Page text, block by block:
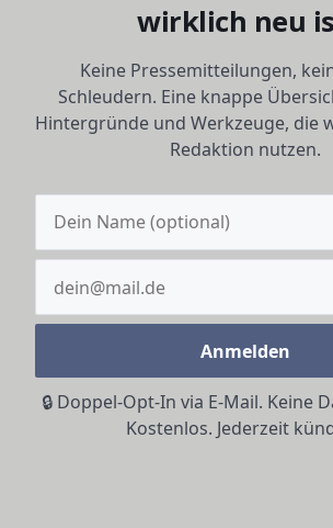
wirklich neu
Keine Pressemitteilungen,
Schleudern. Eine knappe
Hintergründe und Werkzeuge, die
Redaktion nutzen.
Anmelden
🔒 Doppel-Opt-In via E-Mail. Keine
Kostenlos. Jederzeit